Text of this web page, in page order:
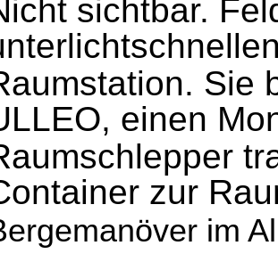
sichtbar.
Sie
einen
zur
im